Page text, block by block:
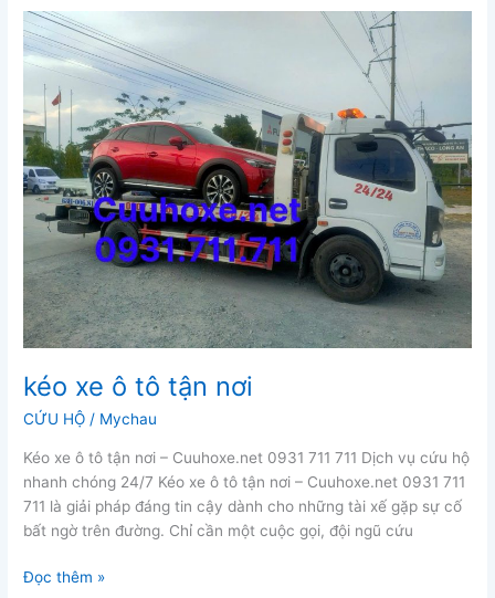
xe
ô
tô
nhanh
kéo xe ô tô tận nơi
CỨU HỘ / Mychau
Kéo xe ô tô tận nơi – Cuuhoxe.net 0931 711 711 Dịch vụ cứu hộ
nhanh chóng 24/7 Kéo xe ô tô tận nơi – Cuuhoxe.net 0931 711
711 là giải pháp đáng tin cậy dành cho những tài xế gặp sự cố
bất ngờ trên đường. Chỉ cần một cuộc gọi, đội ngũ cứu
kéo
Đọc thêm »